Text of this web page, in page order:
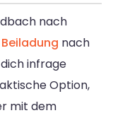
nach
Beiladung nach
infrage
Option,
mit dem